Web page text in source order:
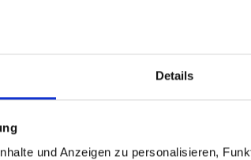
Details
und Anzeigen zu personalisieren,
und Häuser basieren auf
Echte Verkaufspreise in
nach oben und unten
Immobilienwertrechner für Ebhausen.